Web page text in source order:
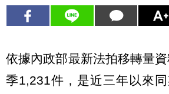
依據內政部最新法拍移轉量
季1,231件，是近三年以來